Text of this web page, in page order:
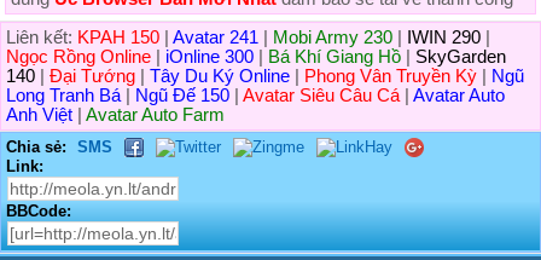
Liên kết: KPAH 150 Avatar 241 Mobi Army 230 IWIN 290
Ngọc Rồng Online
iOnline 300 Bá Khí Giang Hồ
SkyGarden
140
Đại Tướng Tây Du Ký Online Phong Vân Truyền Kỳ
Ngũ
Long Tranh Bá
Ngũ Đế 150 Avatar Siêu Câu Cá
Avatar Auto
Anh Việt
Avatar Auto Farm
Chia sẻ:
SMS
Link:
BBCode: